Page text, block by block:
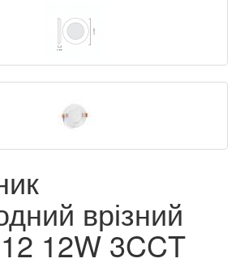
врізний
12W 3CCT